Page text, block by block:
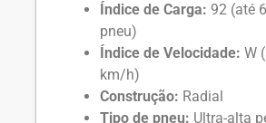
Índice de Carga: 92 (até
pneu)
Índice de Velocidade: W
km/h)
Construção: Radial
Tipo de pneu: Ultra-alta